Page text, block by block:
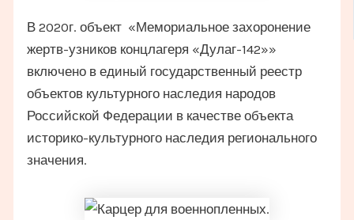
В 2020г. объект «Мемориальное захоронение
жертв-узников концлагеря «Дулаг-142»»
включено в единый государственный реестр
объектов культурного наследия народов
Российской Федерации в качестве объекта
историко-культурного наследия регионального
значения.